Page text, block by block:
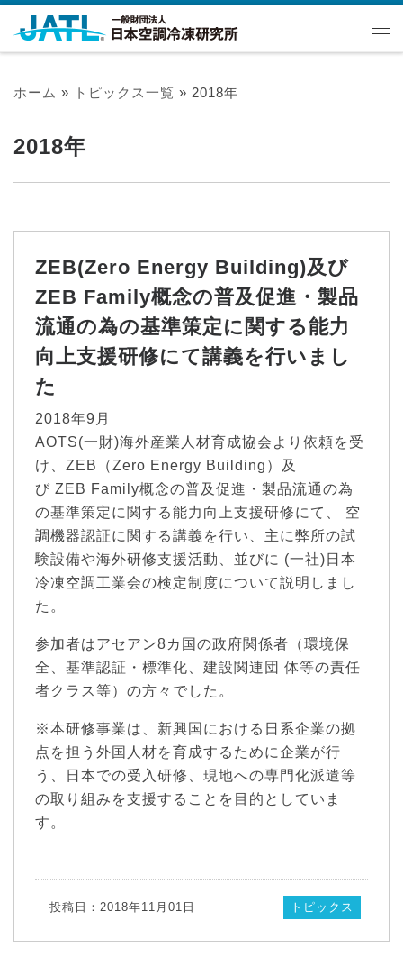
ホーム » トピックス一覧 » 2018年
2018年
ZEB(Zero Energy Building)及び
ZEB Family概念の普及促進・製品
流通の為の基準策定に関する能力
向上支援研修にて講義を行いまし
た
2018年9月
AOTS(一財)海外産業人材育成協会より依頼を受
け、ZEB（Zero Energy Building）及
び ZEB Family概念の普及促進・製品流通の為
の基準策定に関する能力向上支援研修にて、 空
調機器認証に関する講義を行い、主に弊所の試
験設備や海外研修支援活動、並びに (一社)日本
冷凍空調工業会の検定制度について説明しまし
た。
参加者はアセアン8カ国の政府関係者（環境保
全、基準認証・標準化、建設関連団 体等の責任
者クラス等）の方々でした。
※本研修事業は、新興国における日系企業の拠
点を担う外国人材を育成するために企業が行
う、日本での受入研修、現地への専門化派遣等
の取り組みを支援することを目的としていま
す。
投稿日：2018年11月01日 トピックス